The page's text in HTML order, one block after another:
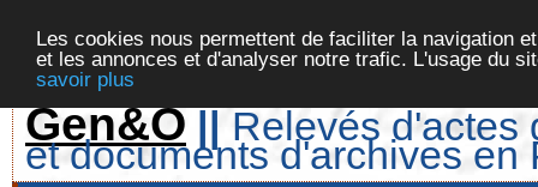
Les cookies nous permettent de faciliter la navigation
et les annonces et d'analyser notre trafic. L'usage du
savoir plus
Gen&O || Relevés d'actes
et documents d'archives en